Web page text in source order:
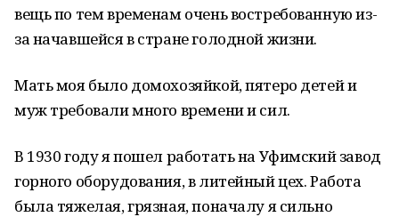
вещь по тем временам очень востребованную из-
за начавшейся в стране голодной жизни.
Мать моя было домохозяйкой, пятеро детей и
муж требовали много времени и сил.
В 1930 году я пошел работать на Уфимский завод
горного оборудования, в литейный цех. Работа
была тяжелая, грязная, поначалу я сильно